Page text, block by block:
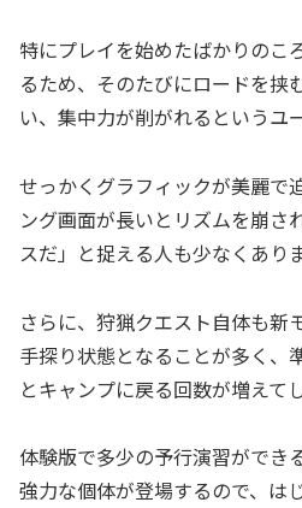
特にプレイを始めたばかりのこ
るため、そのたびにロードを挟
い、集中力が削がれるというユ
せっかくグラフィックが美麗で
ング画面が長いとリズムを崩さ
スだ」と捉える人も少なくあり
さらに、狩猟クエスト自体も新
手探り状態となることが多く、
とキャンプに戻る回数が増えて
体験版で多少の予行演習ができ
強力な個体が登場するので、は